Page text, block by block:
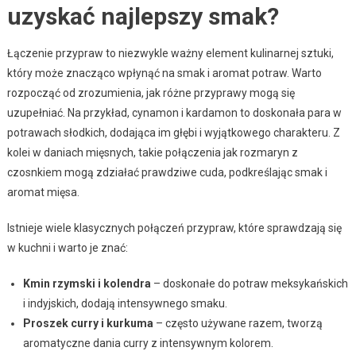
uzyskać najlepszy smak?
Łączenie przypraw to niezwykle ważny element kulinarnej sztuki,
który może znacząco wpłynąć na smak i aromat potraw. Warto
rozpocząć od zrozumienia, jak różne przyprawy mogą się
uzupełniać. Na przykład, cynamon i kardamon to doskonała para w
potrawach słodkich, dodająca im głębi i wyjątkowego charakteru. Z
kolei w daniach mięsnych, takie połączenia jak rozmaryn z
czosnkiem mogą zdziałać prawdziwe cuda, podkreślając smak i
aromat mięsa.
Istnieje wiele klasycznych połączeń przypraw, które sprawdzają się
w kuchni i warto je znać:
Kmin rzymski i kolendra – doskonałe do potraw meksykańskich
i indyjskich, dodają intensywnego smaku.
Proszek curry i kurkuma – często używane razem, tworzą
aromatyczne dania curry z intensywnym kolorem.